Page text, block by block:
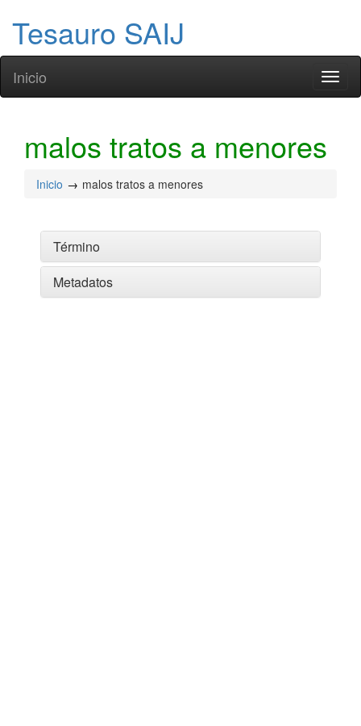
Tesauro SAIJ
Inicio
malos tratos a menores
Inicio malos tratos a menores
Término
Metadatos